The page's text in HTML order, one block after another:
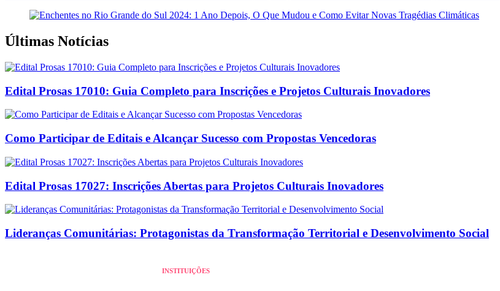
Últimas Notícias
Edital Prosas 17010: Guia Completo para Inscrições e Projetos Culturais Inovadores
Como Participar de Editais e Alcançar Sucesso com Propostas Vencedoras
Edital Prosas 17027: Inscrições Abertas para Projetos Culturais Inovadores
Lideranças Comunitárias: Protagonistas da Transformação Territorial e Desenvolvimento Social
INSTITUIÇÕES